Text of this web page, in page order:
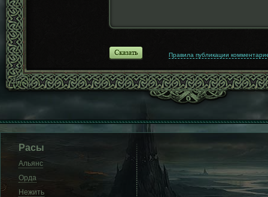
Правила публикации
Расы
Альянс
Орда
Нежить